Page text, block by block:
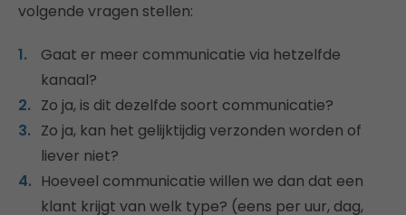
volgende vragen stellen:
Gaat er meer communicatie via hetzelfde
kanaal?
Zo ja, is dit dezelfde soort communicatie?
Zo ja, kan het gelijktijdig verzonden worden of
liever niet?
Hoeveel communicatie willen we dan dat een
klant krijgt van welk type? (eens per uur, dag,